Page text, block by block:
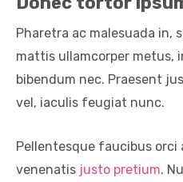
Pharetra ac malesuada in,
mattis ullamcorper metus,
bibendum nec. Praesent
vel, iaculis feugiat nunc.
Pellentesque faucibus orci
venenatis justo pretium.